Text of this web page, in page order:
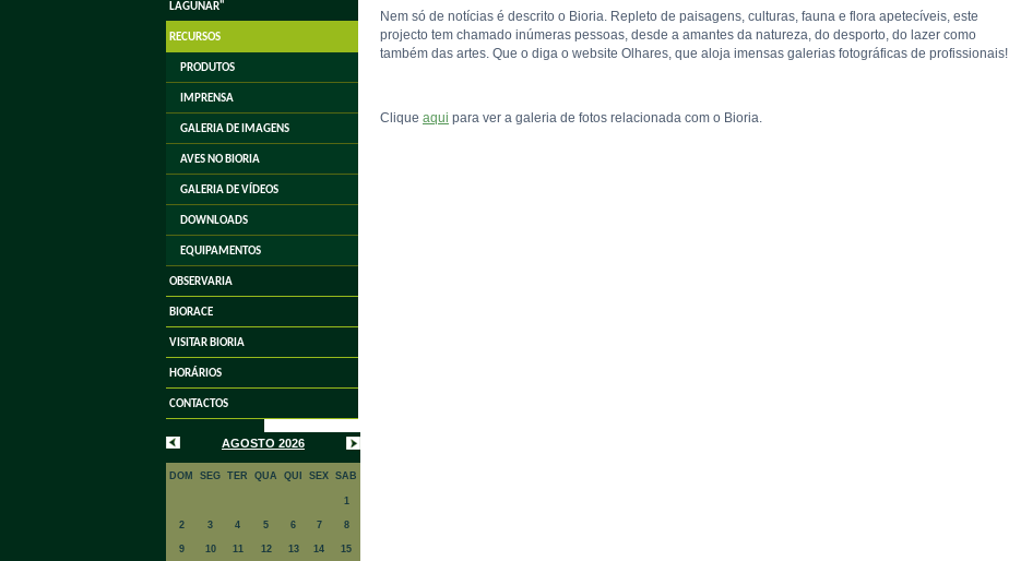
LAGUNAR"
RECURSOS
PRODUTOS
IMPRENSA
GALERIA DE IMAGENS
AVES NO BIORIA
GALERIA DE VÍDEOS
DOWNLOADS
EQUIPAMENTOS
OBSERVARIA
BIORACE
VISITAR BIORIA
HORÁRIOS
CONTACTOS
AGOSTO 2026
DOM SEG TER QUA QUI SEX SAB
1
2 3 4 5 6 7 8
9 10 11 12 13 14 15
Nem só de notícias é descrito o Bioria. Repleto de paisagens, culturas, fauna e flora apetecíveis, este
projecto tem chamado inúmeras pessoas, desde a amantes da natureza, do desporto, do lazer como
também das artes. Que o diga o website Olhares, que aloja imensas galerias fotográficas de profissionais!
Clique aqui para ver a galeria de fotos relacionada com o Bioria.